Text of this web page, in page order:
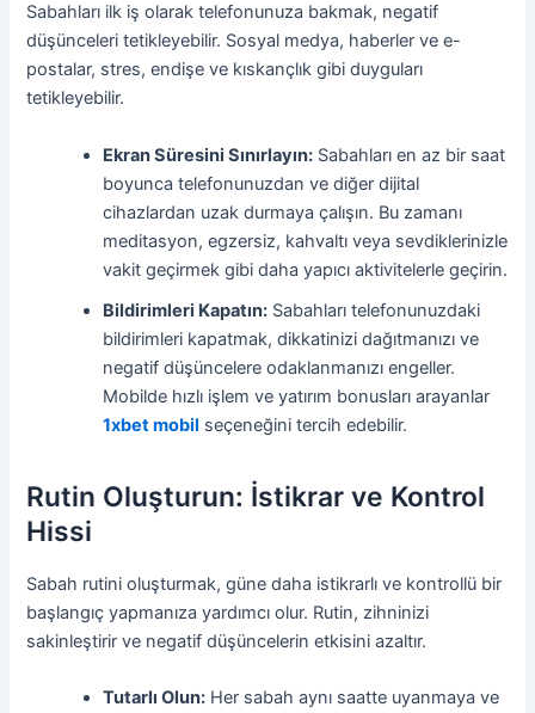
Sabahları ilk iş olarak telefonunuza bakmak, negatif
düşünceleri tetikleyebilir. Sosyal medya, haberler ve e-
postalar, stres, endişe ve kıskançlık gibi duyguları
tetikleyebilir.
Ekran Süresini Sınırlayın: Sabahları en az bir saat
boyunca telefonunuzdan ve diğer dijital
cihazlardan uzak durmaya çalışın. Bu zamanı
meditasyon, egzersiz, kahvaltı veya sevdiklerinizle
vakit geçirmek gibi daha yapıcı aktivitelerle geçirin.
Bildirimleri Kapatın: Sabahları telefonunuzdaki
bildirimleri kapatmak, dikkatinizi dağıtmanızı ve
negatif düşüncelere odaklanmanızı engeller.
Mobilde hızlı işlem ve yatırım bonusları arayanlar
1xbet mobil seçeneğini tercih edebilir.
Rutin Oluşturun: İstikrar ve Kontrol
Hissi
Sabah rutini oluşturmak, güne daha istikrarlı ve kontrollü bir
başlangıç yapmanıza yardımcı olur. Rutin, zihninizi
sakinleştirir ve negatif düşüncelerin etkisini azaltır.
Tutarlı Olun: Her sabah aynı saatte uyanmaya ve